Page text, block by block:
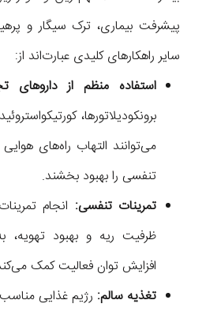
پیشرفت بیماری، ترک سیگار و
سایر راهکارهای کلیدی عبارت‌اند از:
استفاده منظم از داروهای
برونکودیلاتورها،
می‌توانند التهاب راه‌های
تنفسی را بهبود بخشند.
تمرینات تنفسی: انجام
ظرفیت ریه و بهبود
افزایش توان فعالیت کمک
تغذیه سالم: رژیم غذایی